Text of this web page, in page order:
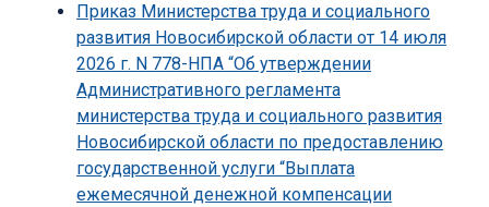
Приказ Министерства труда и социального
развития Новосибирской области от 14 июля
2026 г. N 778-НПА “Об утверждении
Административного регламента
министерства труда и социального развития
Новосибирской области по предоставлению
государственной услуги “Выплата
ежемесячной денежной компенсации